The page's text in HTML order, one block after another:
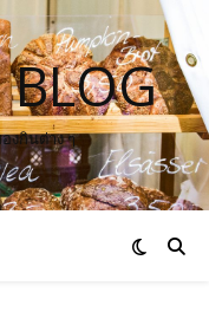
งกินต่าง ๆ